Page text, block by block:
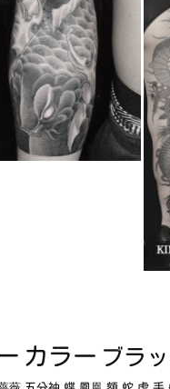
カラー ブラ